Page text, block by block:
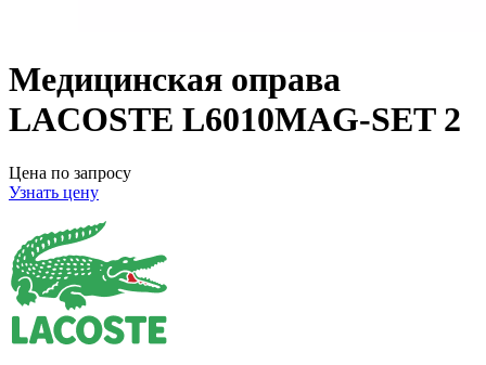
Медицинская оправа
LACOSTE L6010MAG-SET 2
Цена по запросу
Узнать цену